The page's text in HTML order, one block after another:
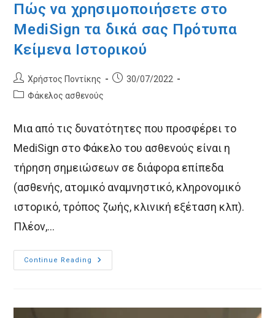
Πώς να χρησιμοποιήσετε στο
MediSign τα δικά σας Πρότυπα
Κείμενα Ιστορικού
Post
author:
Χρήστος Ποντίκης
Post30/07/2022
PostΦάκελος ασθενούς
Μια από τις δυνατότητες που προσφέρει το
MediSign στο Φάκελο του ασθενούς είναι η
τήρηση σημειώσεων σε διάφορα επίπεδα
(ασθενής, ατομικό αναμνηστικό, κληρονομικό
ιστορικό, τρόπος ζωής, κλινική εξέταση κλπ).
Πλέον,…
Continue Reading
Πώς
Να